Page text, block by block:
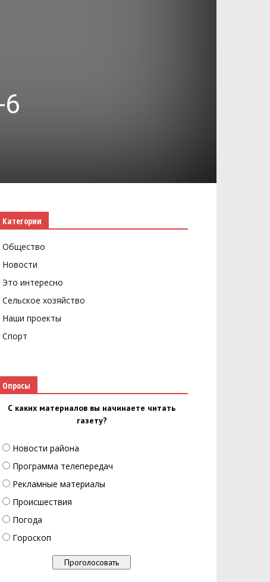
Категории
Общество
Новости
Это интересно
Сельское хозяйство
Наши проекты
Спорт
Опросы
С каких материалов вы начинаете читать
газету?
Новости района
Программа телепередач
Рекламные материалы
Происшествия
Погода
Гороскоп